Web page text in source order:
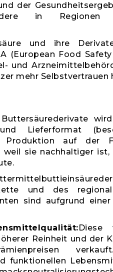
der
in Regionen
und ihre
(European Food
und
mehr Selbstvertrauen
und Lieferformat
Produktion auf der
sie nachhaltiger
und des
sind aufgrund
Diese
Reinheit und der
funktionellen